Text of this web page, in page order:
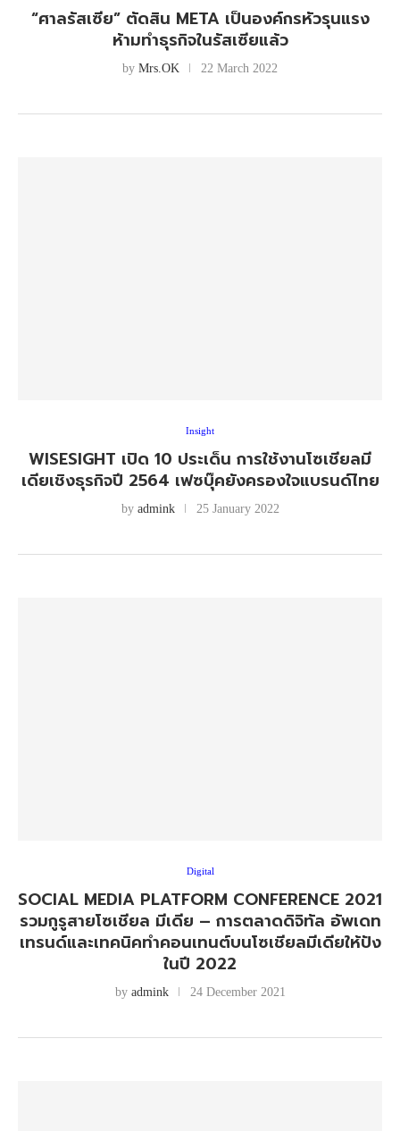
“ศาลรัสเซีย” ตัดสิน META เป็นองค์กรหัวรุนแรง
ห้ามทำธุรกิจในรัสเซียแล้ว
by Mrs.OK 22 March 2022
Insight
WISESIGHT เปิด 10 ประเด็น การใช้งานโซเชียลมี
เดียเชิงธุรกิจปี 2564 เฟซบุ๊คยังครองใจแบรนด์ไทย
by admink 25 January 2022
Digital
SOCIAL MEDIA PLATFORM CONFERENCE 2021
รวมกูรูสายโซเชียล มีเดีย – การตลาดดิจิทัล อัพเดท
เทรนด์และเทคนิคทำคอนเทนต์บนโซเชียลมีเดียให้ปัง
ในปี 2022
by admink 24 December 2021